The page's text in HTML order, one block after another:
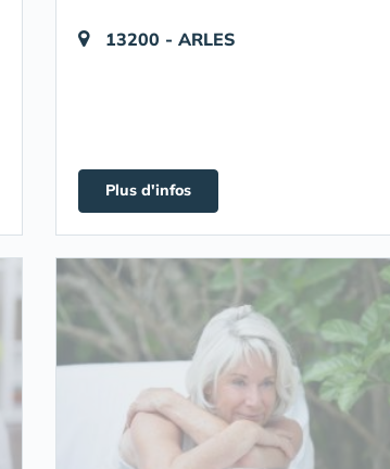
13200 - ARLES
Plus d'infos